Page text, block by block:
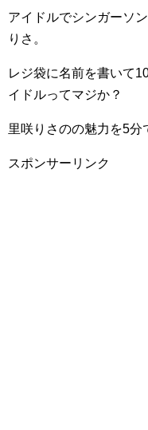
アイドルでシンガーソ
りさ。
レジ袋に名前を書いて
イドルってマジか？
里咲りさのの魅力を5分
スポンサーリンク